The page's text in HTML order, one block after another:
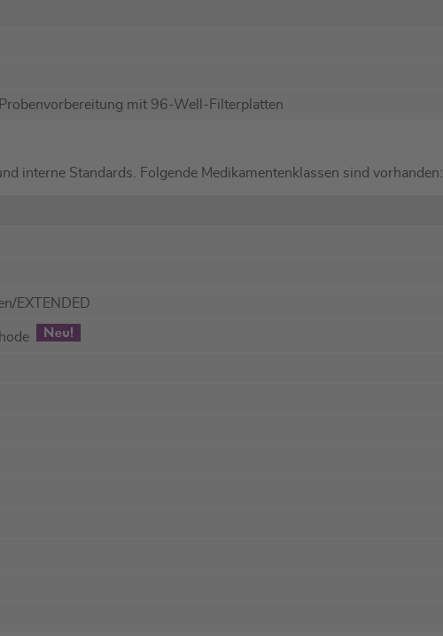
mit 96-Well-Filterplatten
interne Standards. Folgende Medikamentenklassen sind vorhanden:
EXTENDED